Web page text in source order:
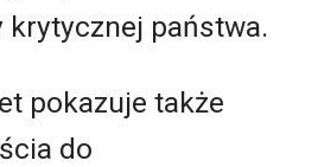
państwa.
pokazuje także
do